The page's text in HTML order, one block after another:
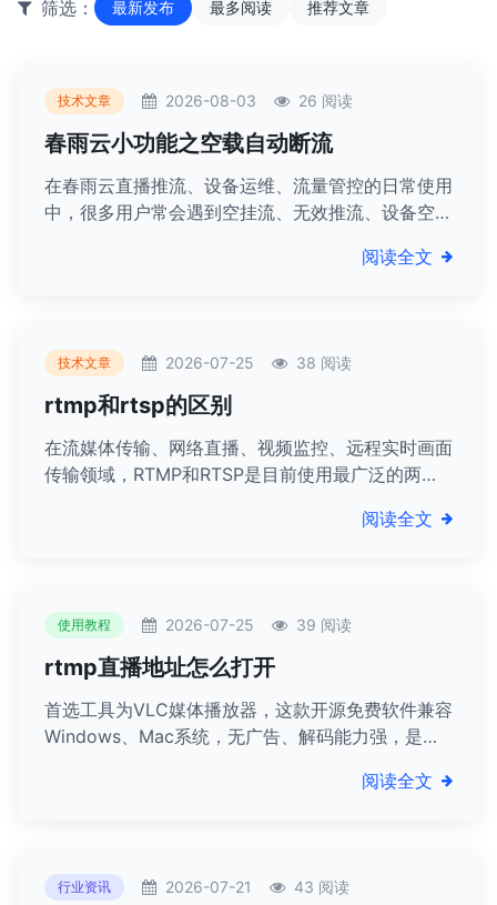
筛选： 最新发布 最多阅读 推荐文章
技术文章 2026-08-03 26 阅读
春雨云小功能之空载自动断流
在春雨云直播推流、设备运维、流量管控的日常使用
中，很多用户常会遇到空挂流、无效推流、设备空运
自动断流小功能，就能完美解决这类痛点。本文用通
锁定时长两大核心参数，新手也能一眼看懂、快速上
手。
阅读全文
技术文章 2026-07-25 38 阅读
rtmp和rtsp的区别
在流媒体传输、网络直播、视频监控、远程实时画面
传输领域，RTMP和RTSP是目前使用最广泛的两大
设备、配置推流拉流参数时，经常分不清RTMP和
阅读全文
使用教程 2026-07-25 39 阅读
rtmp直播地址怎么打开
首选工具为VLC媒体播放器，这款开源免费软件兼容
Windows、Mac系统，无广告、解码能力强，是行
阅读全文
行业资讯 2026-07-21 43 阅读